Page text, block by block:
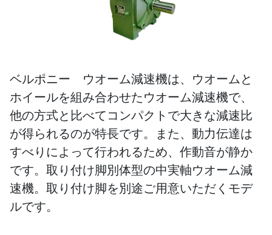
ベルポニー ウオーム減速機は、ウオームと
ホイールを組み合わせたウオーム減速機で、
他の方式と比べてコンパクトで大きな減速比
が得られるのが特長です。また、動力伝達は
すべりによって行われるため、作動音が静か
です。取り付け脚別体型の中実軸ウオーム減
速機。取り付け脚を別途ご用意いただくモデ
ルです。